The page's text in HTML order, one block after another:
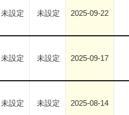
未設定 未設定 2025-09-22
未設定 未設定 2025-09-17
未設定 未設定 2025-08-14